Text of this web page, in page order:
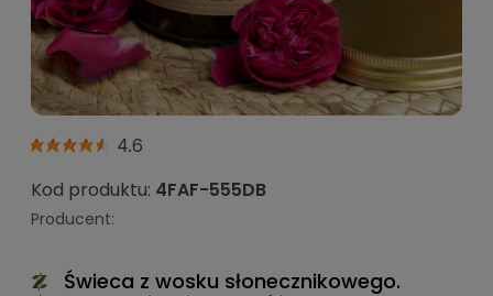
4.6
Kod produktu: 4FAF-555DB
Producent:
Świeca z wosku słonecznikowego.